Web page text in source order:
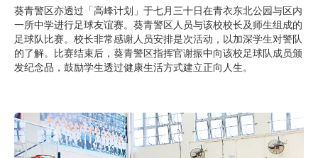
葵青警区亦透过「高峰计划」于七月三十日在青衣东北公园与区内
一所中学进行足球友谊赛。葵青警区人员与该校校长及师生组成的
足球队比赛。校长非常感谢人员安排是次活动，以加深学生对警队
的了解。比赛结束后，葵青警区指挥官谢振中向该校足球队成员颁
发纪念品，鼓励学生透过健康生活方式建立正向人生。